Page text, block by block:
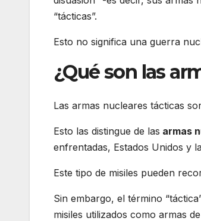
“tácticas”.
Esto no significa una guerra
¿Qué son las
Las armas nucleares tácticas
Esto las distingue de las armas
enfrentadas, Estados Unidos y
Este tipo de misiles pueden
Sin embargo, el término
misiles utilizados como armas